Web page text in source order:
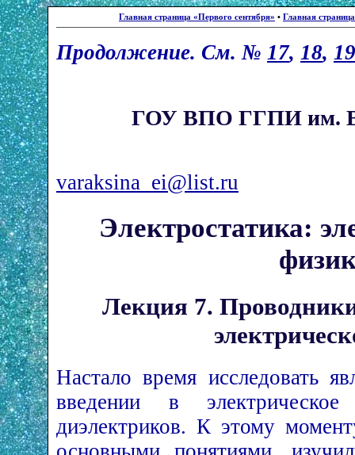
Главная страница «Первого сентября» • Главная
Продолжение. См. № 17, 18, 19
ГОУ ВПО ГГПИ им.
varaksina_ei@list.ru
Электростатика:
Лекция 7.
Настало время исследовать
введении в
диэлектриков. К этому